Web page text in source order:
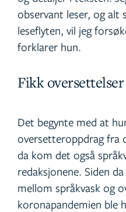
observant leser, og alt
leseflyten, vil jeg
forklarer hun.
Fikk
Det begynte med at
oversetteroppdrag fra
da kom det også
redaksjonene. Siden
mellom språkvask og
koronapandemien ble